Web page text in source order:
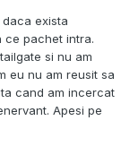
exista
ce pachet intra.
si nu am
eu nu am reusit sa
cand am incercat
Apesi pe